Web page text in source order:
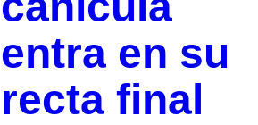
entra en su
recta final